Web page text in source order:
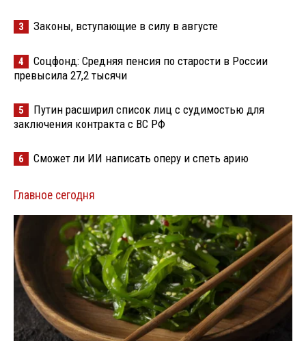
3 Законы, вступающие в силу в августе
4
Соцфонд: Средняя пенсия по старости в России
превысила 27,2 тысячи
5
Путин расширил список лиц с судимостью для
заключения контракта с ВС РФ
6 Сможет ли ИИ написать оперу и спеть арию
Главное сегодня